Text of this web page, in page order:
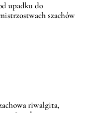
upadku do
szachów
riwalgita,